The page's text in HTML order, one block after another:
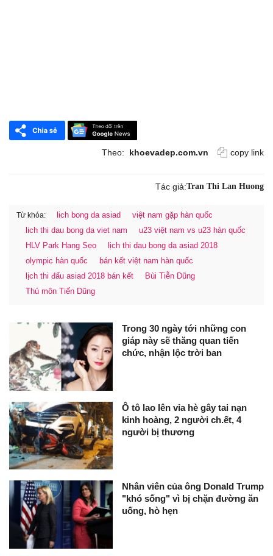
Theo: khoevadep.com.vn copy link
Tác giả:Tran Thi Lan Huong
Từ khóa: lich bong da asiad
việt nam gặp hàn quốc
lich thi dau bong da viet nam
u23 việt nam vs u23 hàn quốc
HLV Park Hang Seo
lịch thi dau bong da asiad 2018
olympic hàn quốc
bán kết việt nam hàn quốc
lịch thi đấu asiad 2018 bán kết
Bùi Tiễn Dũng
Thủ môn Tiến Dũng
Trong 30 ngày tới những con
giáp này sẽ thăng quan tiến
chức, nhận lộc trời ban
Ô tô lao lên vỉa hè gây tai nạn
kinh hoàng, 2 người ch.ết, 4
người bị thương
Nhân viên của ông Donald Trump
"khó sống" vì bị chặn đường ăn
uống, hò hẹn